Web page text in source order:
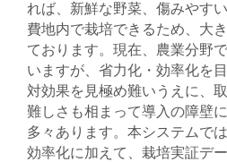
れば、新鮮な野菜、傷みやす
費地内で栽培できるため、大
ております。現在、農業分野
いますが、省力化・効率化を
対効果を見極め難いうえに、
難しさも相まって導入の障壁
多々あります。本システムで
効率化に加えて、栽培実証デ